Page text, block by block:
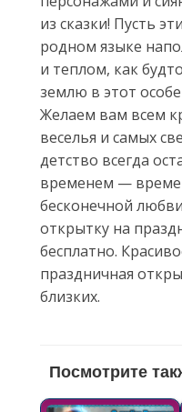
из сказки! Пусть
родном языке
и теплом, как
землю в этот
Желаем вам всем
веселья и самых
детство всегда
временем —
бесконечной
открытку на
бесплатно.
праздничная
близких.
Посмотрите